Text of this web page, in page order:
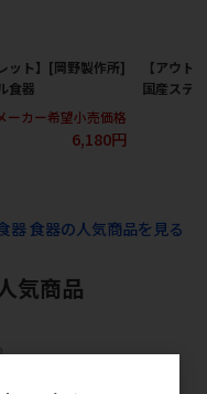
ット】[岡野製作所]
食器
ーカー希望小売価格
6,180円
【アウト
国産ステ
器 食器の人気商品を見る
気商品